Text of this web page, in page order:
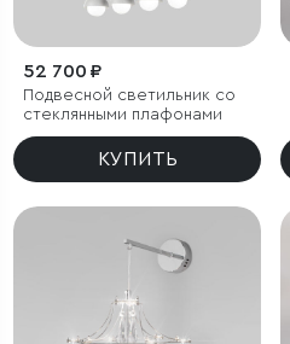
52 700 ₽
Подвесной светильник со
стеклянными плафонами
КУПИТЬ